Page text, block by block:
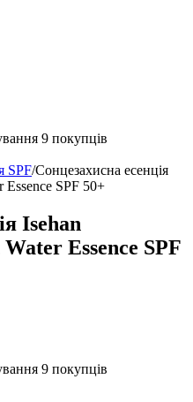
9 покупців
SPF/Сонцезахисна есенція
SPF 50+
Isehan
Essence SPF
9 покупців